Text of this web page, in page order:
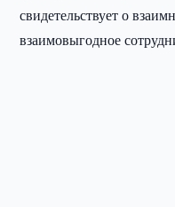
свидетельствует о
взаимовыгодное